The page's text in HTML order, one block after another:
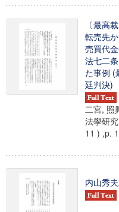
〔最高
転売先
売買代
法七二
た事例 (
廷判決)
二宮, 照
法學研
11 ) ,p.
内山秀